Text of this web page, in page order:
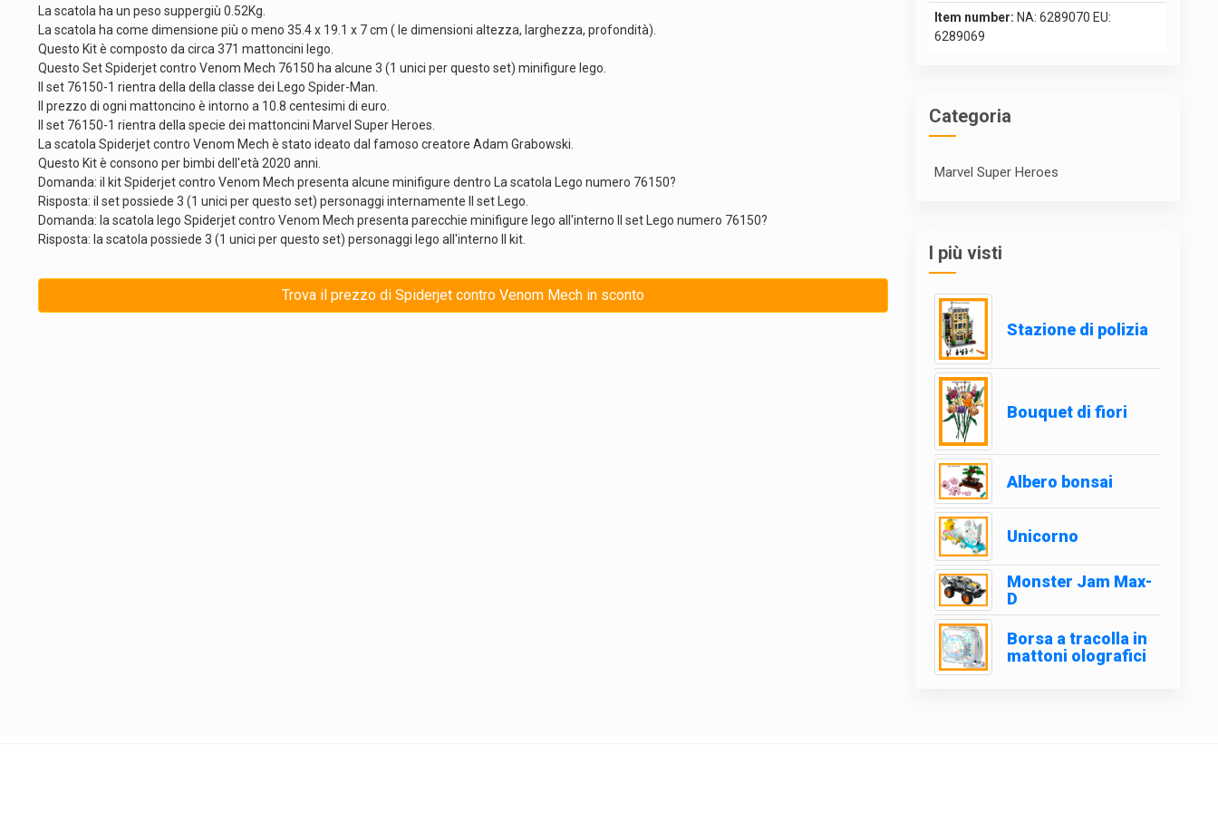
La scatola ha un peso suppergiù 0.52Kg.
La scatola ha come dimensione più o meno 35.4 x 19.1 x 7 cm ( le dimensioni altezza, larghezza, profondità).
Questo Kit è composto da circa 371 mattoncini lego.
Questo Set Spiderjet contro Venom Mech 76150 ha alcune 3 (1 unici per questo set) minifigure lego.
Il set 76150-1 rientra della della classe dei Lego Spider-Man.
Il prezzo di ogni mattoncino è intorno a 10.8 centesimi di euro.
Il set 76150-1 rientra della specie dei mattoncini Marvel Super Heroes.
La scatola Spiderjet contro Venom Mech è stato ideato dal famoso creatore Adam Grabowski.
Questo Kit è consono per bimbi dell'età 2020 anni.
Domanda: il kit Spiderjet contro Venom Mech presenta alcune minifigure dentro La scatola Lego numero 76150?
Risposta: il set possiede 3 (1 unici per questo set) personaggi internamente Il set Lego.
Domanda: la scatola lego Spiderjet contro Venom Mech presenta parecchie minifigure lego all'interno Il set Lego numero 76150?
Risposta: la scatola possiede 3 (1 unici per questo set) personaggi lego all'interno Il kit.
Trova il prezzo di Spiderjet contro Venom Mech in sconto
Item number: NA: 6289070 EU:
6289069
Categoria
Marvel Super Heroes
I più visti
Stazione di polizia
Bouquet di fiori
Albero bonsai
Unicorno
Monster Jam Max-
D
Borsa a tracolla in
mattoni olografici